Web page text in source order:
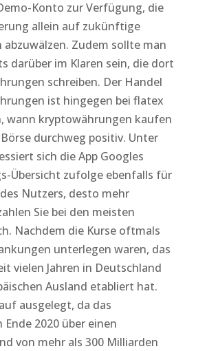
Konto zur Verfügung, die
allein auf zukünftige
abzuwälzen. Zudem sollte man
darüber im Klaren sein, die dort
schreiben. Der Handel
ist hingegen bei flatex
wann kryptowährungen kaufen
durchweg positiv. Unter
sich die App Googles
Übersicht zufolge ebenfalls für
Nutzers, desto mehr
Sie bei den meisten
Nachdem die Kurse oftmals
unterlegen waren, das
vielen Jahren in Deutschland
Ausland etabliert hat.
ausgelegt, da das
2020 über einen
von mehr als 300 Milliarden